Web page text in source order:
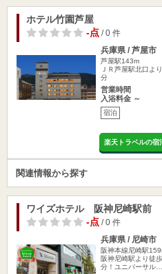
ホテル竹園芦屋
-点 / 0 件
兵庫県 / 芦屋市
芦屋駅143m
ＪＲ芦屋駅北口よ
分
営業時間
入浴料金 ～
宿泊
楽天トラベルの宿
関連情報から探す
ワイズホテル 阪神尼崎駅前
-点 / 0 件
兵庫県 / 尼崎市
阪神本線尼崎駅
阪神尼崎駅より徒
分！ユニバーサル…